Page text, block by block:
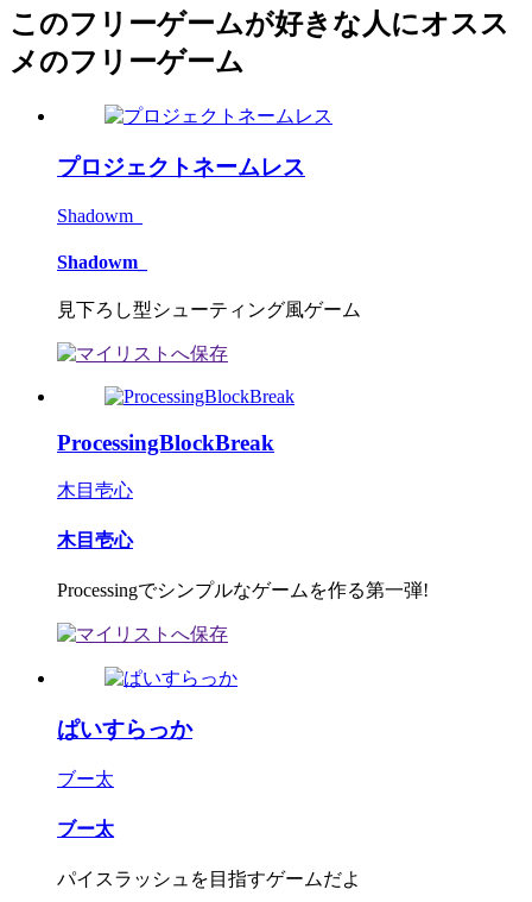
このフリーゲームが好きな人にオスス
メのフリーゲーム
プロジェクトネームレス
Shadowm_
Shadowm_
見下ろし型シューティング風ゲーム
ProcessingBlockBreak
木目壱心
木目壱心
Processingでシンプルなゲームを作る第一弾!
ぱいすらっか
ブー太
ブー太
パイスラッシュを目指すゲームだよ